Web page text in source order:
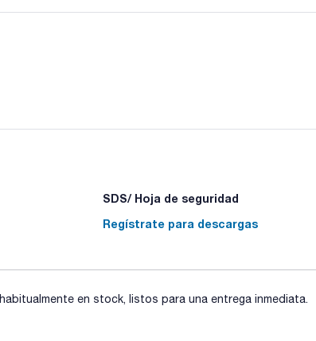
sobre vidrio. Disponible en diferentes tamaños y con
SDS/ Hoja de seguridad
Regístrate para descargas
en stock, listos para una entrega inmediata.